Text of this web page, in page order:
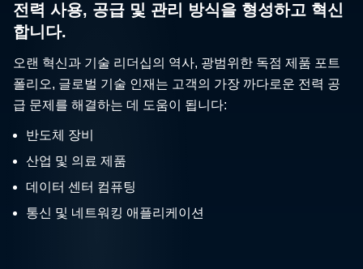
전력 사용, 공급 및 관리 방식을 형성하고 혁신
합니다.
오랜 혁신과 기술 리더십의 역사, 광범위한 독점 제품 포트
폴리오, 글로벌 기술 인재는 고객의 가장 까다로운 전력 공
급 문제를 해결하는 데 도움이 됩니다:
반도체 장비
산업 및 의료 제품
데이터 센터 컴퓨팅
통신 및 네트워킹 애플리케이션